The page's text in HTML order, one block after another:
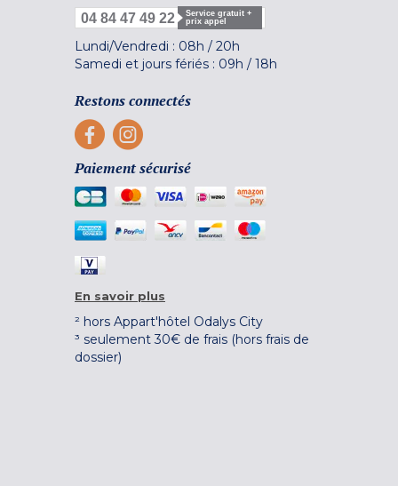
04 84 47 49 22
Service gratuit +
prix appel
Lundi/Vendredi : 08h / 20h
Samedi et jours fériés : 09h / 18h
Restons connectés
Paiement sécurisé
En savoir plus
² hors Appart'hôtel Odalys City
³ seulement 30€ de frais (hors frais de
dossier)